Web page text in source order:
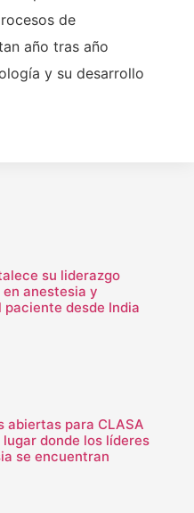
de
año tras año
y su desarrollo
su liderazgo
anestesia y
paciente desde India
abiertas para CLASA
lugar donde los líderes
se encuentran